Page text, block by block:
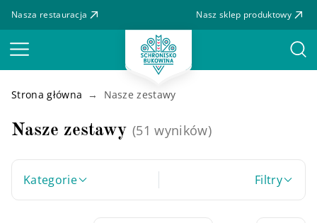
Nasza restauracja Nasz sklep produktowy
Menu
Strona główna Nasze zestawy
Nasze zestawy (51 wyników)
Kategorie Filtry